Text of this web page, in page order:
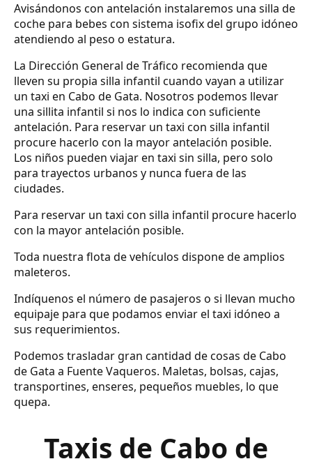
Avisándonos con antelación instalaremos una silla de
coche para bebes con sistema isofix del grupo idóneo
atendiendo al peso o estatura.
La Dirección General de Tráfico recomienda que
lleven su propia silla infantil cuando vayan a utilizar
un taxi en Cabo de Gata. Nosotros podemos llevar
una sillita infantil si nos lo indica con suficiente
antelación. Para reservar un taxi con silla infantil
procure hacerlo con la mayor antelación posible.
Los niños pueden viajar en taxi sin silla, pero solo
para trayectos urbanos y nunca fuera de las
ciudades.
Para reservar un taxi con silla infantil procure hacerlo
con la mayor antelación posible.
Toda nuestra flota de vehículos dispone de amplios
maleteros.
Indíquenos el número de pasajeros o si llevan mucho
equipaje para que podamos enviar el taxi idóneo a
sus requerimientos.
Podemos trasladar gran cantidad de cosas de Cabo
de Gata a Fuente Vaqueros. Maletas, bolsas, cajas,
transportines, enseres, pequeños muebles, lo que
quepa.
Taxis de Cabo de